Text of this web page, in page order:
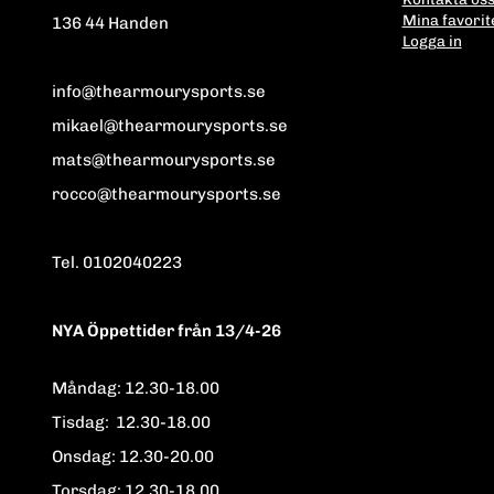
136 44 Handen
info@thearmourysports.se
mikael@thearmourysports.se
mats@thearmourysports.se
rocco@thearmourysports.se
Tel. 0102040223
NYA Öppettider från 13/4-26
Måndag: 12.30-18.00
Tisdag: 12.30-18.00
Onsdag: 12.30-20.00
Mina
Logga in